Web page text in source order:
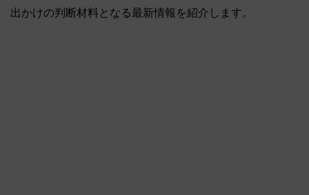
出かけの判断材料となる最新情報を紹介します。